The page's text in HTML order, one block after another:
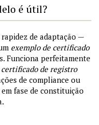
é útil?
de adaptação —
exemplo de certificado
Funciona perfeitamente
de registro
de compliance ou
fase de constituição